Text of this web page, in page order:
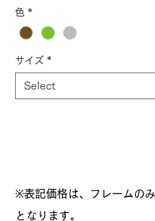
色 *
サイズ *
※表記価格は、フレームの
となります。